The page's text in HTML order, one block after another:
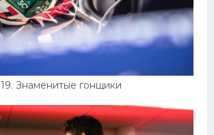
19. Знаменитые гонщики